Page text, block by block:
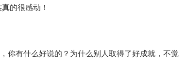
的很感动！
你有什么好说的？为什么别人取得了好成就，不觉